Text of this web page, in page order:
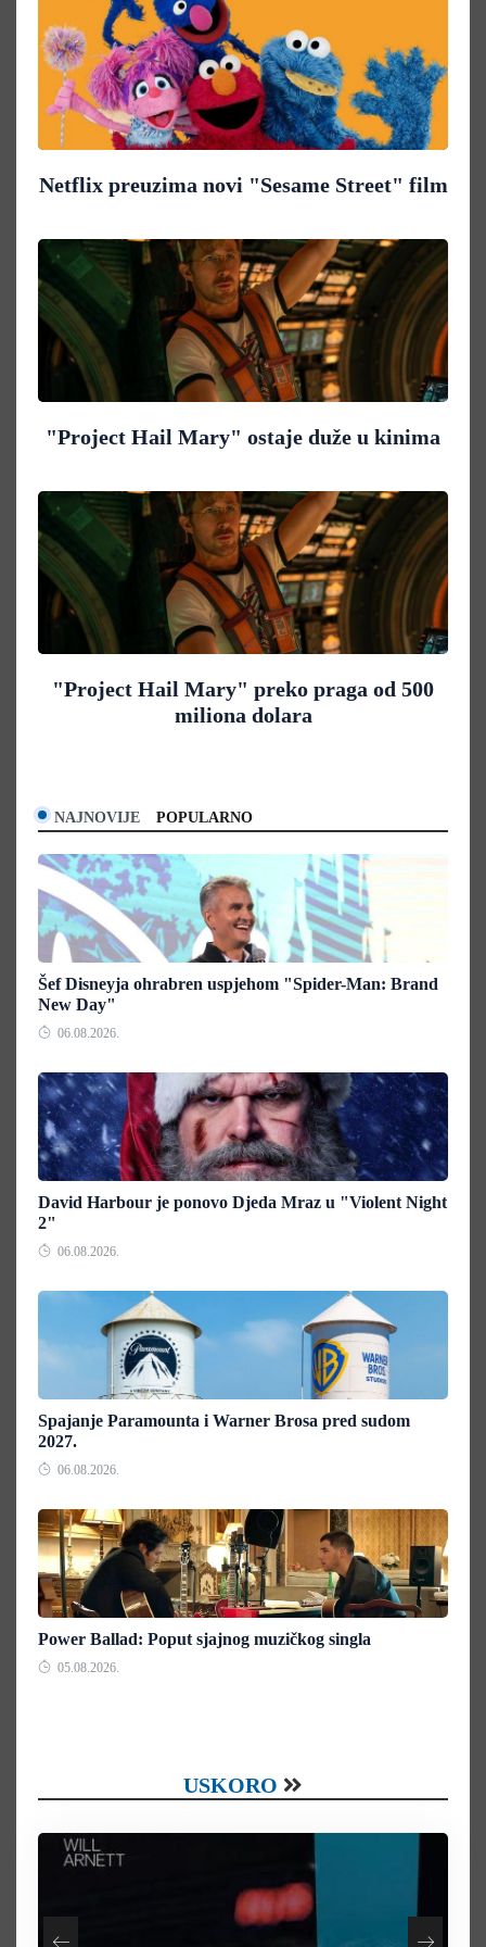
Netflix preuzima novi "Sesame Street" film
"Project Hail Mary" ostaje duže u kinima
"Project Hail Mary" preko praga od 500
miliona dolara
NAJNOVIJE POPULARNO
Šef Disneyja ohrabren uspjehom "Spider-Man: Brand
New Day"
06.08.2026.
David Harbour je ponovo Djeda Mraz u "Violent Night
2"
06.08.2026.
Spajanje Paramounta i Warner Brosa pred sudom
2027.
06.08.2026.
Power Ballad: Poput sjajnog muzičkog singla
05.08.2026.
USKORO